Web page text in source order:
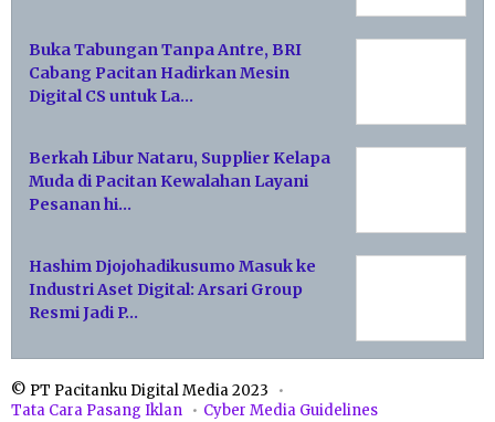
Buka Tabungan Tanpa Antre, BRI
Cabang Pacitan Hadirkan Mesin
Digital CS untuk La…
Berkah Libur Nataru, Supplier Kelapa
Muda di Pacitan Kewalahan Layani
Pesanan hi…
Hashim Djojohadikusumo Masuk ke
Industri Aset Digital: Arsari Group
Resmi Jadi P…
© PT Pacitanku Digital Media 2023
Tata Cara Pasang Iklan
Cyber Media Guidelines